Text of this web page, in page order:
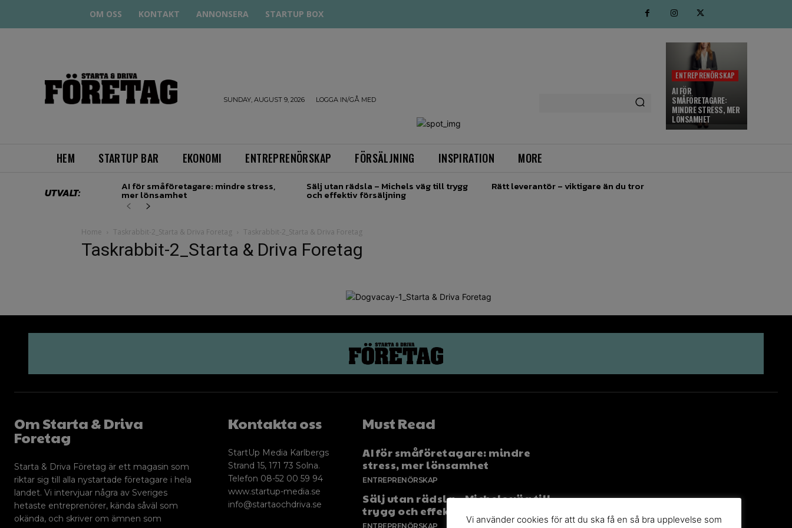
OM OSS KONTAKT ANNONSERA STARTUP BOX
SUNDAY, AUGUST 9, 2026 LOGGA IN/GÅ MED
ENTREPRENÖRSKAP
AI FÖR
SMÅFÖRETAGARE:
MINDRE STRESS, MER
LÖNSAMHET
HEM STARTUP BAR EKONOMI ENTREPRENÖRSKAP FÖRSÄLJNING INSPIRATION MORE
UTVALT: AI för småföretagare: mindre stress,
mer lönsamhet
Sälj utan rädsla – Michels väg till trygg
och effektiv försäljning
Rätt leverantör – viktigare än du tror
Home Taskrabbit-2_Starta & Driva Foretag Taskrabbit-2_Starta & Driva Foretag
Taskrabbit-2_Starta & Driva Foretag
Om Starta & Driva
Foretag
Starta & Driva Företag är ett magasin som
riktar sig till alla nystartade företagare i hela
landet. Vi intervjuar några av Sveriges
hetaste entreprenörer, kända såväl som
okända, och skriver om ämnen som
Kontakta oss
StartUp Media Karlbergs
Strand 15, 171 73 Solna.
Telefon 08-52 00 59 94
www.startup-media.se
info@startaochdriva.se
Must Read
AI för småföretagare: mindre
stress, mer lönsamhet
ENTREPRENÖRSKAP
Sälj utan rädsla – Michels väg till
trygg och effektiv försäljning
ENTREPRENÖRSKAP
Vi använder cookies för att du ska få en så bra upplevelse som